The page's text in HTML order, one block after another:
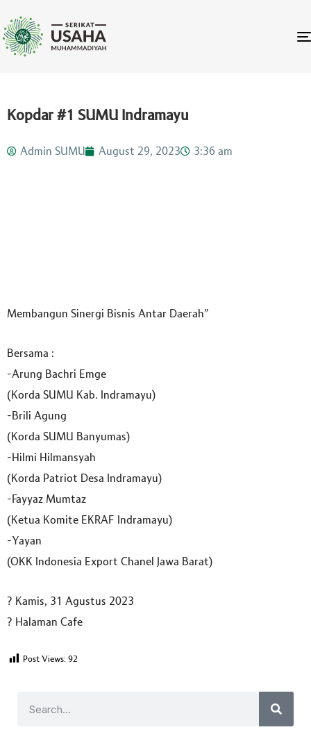
Kopdar #1 SUMU Indramayu
Admin SUMU August 29, 2023 3:36 am
Membangun Sinergi Bisnis Antar Daerah”
Bersama :
-Arung Bachri Emge
(Korda SUMU Kab. Indramayu)
-Brili Agung
(Korda SUMU Banyumas)
-Hilmi Hilmansyah
(Korda Patriot Desa Indramayu)
-Fayyaz Mumtaz
(Ketua Komite EKRAF Indramayu)
-Yayan
(OKK Indonesia Export Chanel Jawa Barat)
? Kamis, 31 Agustus 2023
? Halaman Cafe
Post Views: 92